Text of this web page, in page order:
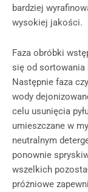
bardziej
wysokiej jakości.
Faza obróbki
się od sortowania
Następnie faza
wody
celu usunięcia
umieszczane w
neutralnym
ponownie
wszelkich
próżniowe